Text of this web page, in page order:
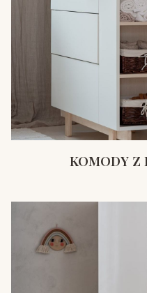
KOMODY Z